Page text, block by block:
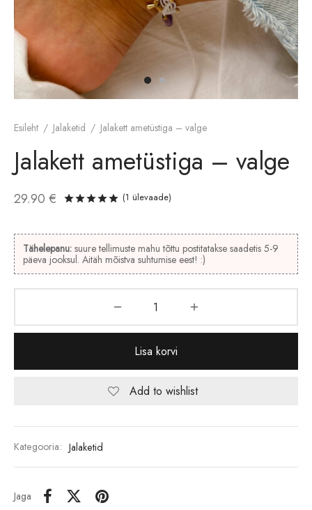
Esileht / Jalaketid / Jalakett ametüstiga – valge
Jalakett ametüstiga – valge
Hinnatud/5
(1 ülevaade)
29.90 €
Tähelepanu: suure tellimuste mahu tõttu postitatakse saadetis 5-9
päeva jooksul. Aitäh mõistva suhtumise eest! :)
Lisa korvi
Add to wishlist
Kategooria: Jalaketid
Jaga